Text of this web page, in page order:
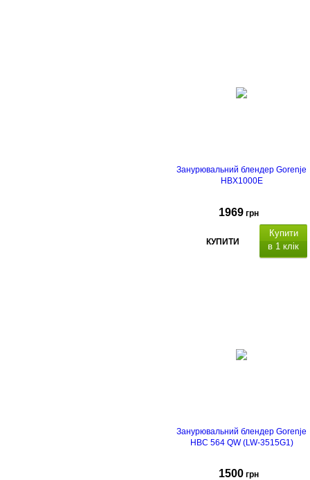
Занурювальний блендер Gorenje
HBX1000E
1969 грн
КУПИТИ
Купити
в 1 клік
Занурювальний блендер Gorenje
HBC 564 QW (LW-3515G1)
1500 грн